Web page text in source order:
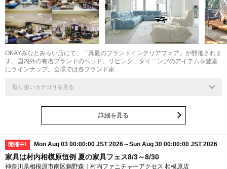
OKAYみなとみらい店にて、「真夏のブランドインテリアフェア」が開催されま
す。国内外の有名ブランドのベッド、リビング、ダイニングのアイテムを豊富
にラインナップ。会場では各ブランド家…
取り扱いカテゴリを見る
詳細を見る
開催中! Mon Aug 03 00:00:00 JST 2026～Sun Aug 30 00:00:00 JST 2026
家具は村内相模原恒例 夏の家具フェス8/3～8/30
神奈川県相模原市南区鵜野森｜村内ファニチャーアクセス 相模原店